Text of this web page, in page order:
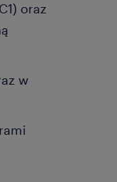
oraz
w